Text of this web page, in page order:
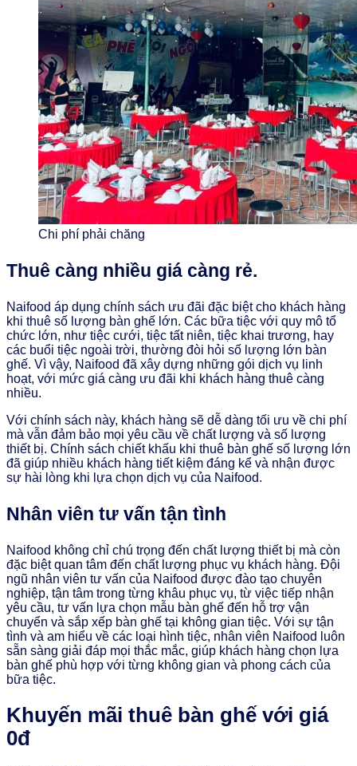
Chi phí phải chăng
Thuê càng nhiều giá càng rẻ.
Naifood áp dụng chính sách ưu đãi đặc biệt cho khách hàng
khi thuê số lượng bàn ghế lớn. Các bữa tiệc với quy mô tổ
chức lớn, như tiệc cưới, tiệc tất niên, tiệc khai trương, hay
các buổi tiệc ngoài trời, thường đòi hỏi số lượng lớn bàn
ghế. Vì vậy, Naifood đã xây dựng những gói dịch vụ linh
hoạt, với mức giá càng ưu đãi khi khách hàng thuê càng
nhiều.
Với chính sách này, khách hàng sẽ dễ dàng tối ưu về chi phí
mà vẫn đảm bảo mọi yêu cầu về chất lượng và số lượng
thiết bị. Chính sách chiết khấu khi thuê bàn ghế số lượng lớn
đã giúp nhiều khách hàng tiết kiệm đáng kể và nhận được
sự hài lòng khi lựa chọn dịch vụ của Naifood.
Nhân viên tư vấn tận tình
Naifood không chỉ chú trọng đến chất lượng thiết bị mà còn
đặc biệt quan tâm đến chất lượng phục vụ khách hàng. Đội
ngũ nhân viên tư vấn của Naifood được đào tạo chuyên
nghiệp, tận tâm trong từng khâu phục vụ, từ việc tiếp nhận
yêu cầu, tư vấn lựa chọn mẫu bàn ghế đến hỗ trợ vận
chuyển và sắp xếp bàn ghế tại không gian tiệc. Với sự tận
tình và am hiểu về các loại hình tiệc, nhân viên Naifood luôn
sẵn sàng giải đáp mọi thắc mắc, giúp khách hàng chọn lựa
bàn ghế phù hợp với từng không gian và phong cách của
bữa tiệc.
Khuyến mãi thuê bàn ghế với giá
0đ